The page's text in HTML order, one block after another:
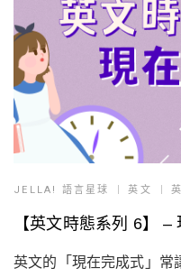
JELLA! 語言星球 英文
【英文時態系列 6】 –
英文的「現在完成式」常